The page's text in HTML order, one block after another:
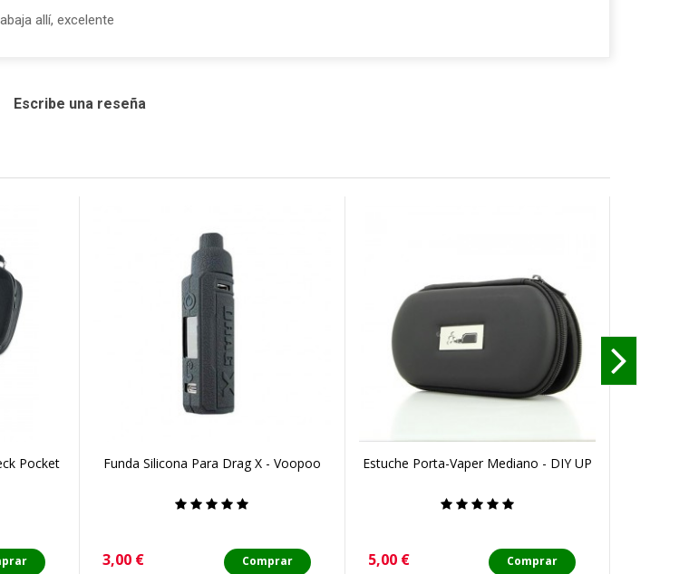
allí, excelente
Escribe una reseña
Pocket
Funda Silicona Para Drag X - Voopoo
Precio
3,00 € Comprar
Estuche Porta-Vaper Mediano - DIY UP
Precio
5,00 € Comprar